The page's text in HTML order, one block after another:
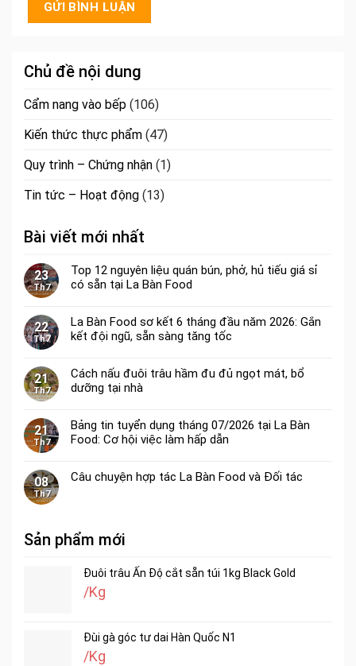
Chủ đề nội dung
Cẩm nang vào bếp (106)
Kiến thức thực phẩm (47)
Quy trình – Chứng nhận (1)
Tin tức – Hoạt động (13)
Bài viết mới nhất
23
Th7
Top 12 nguyên liệu quán bún, phở, hủ tiếu giá sỉ
có sẵn tại La Bàn Food
22
Th7
La Bàn Food sơ kết 6 tháng đầu năm 2026: Gắn
kết đội ngũ, sẵn sàng tăng tốc
21
Th7
Cách nấu đuôi trâu hầm đu đủ ngọt mát, bổ
dưỡng tại nhà
21
Th7
Bảng tin tuyển dụng tháng 07/2026 tại La Bàn
Food: Cơ hội việc làm hấp dẫn
08
Th7
Câu chuyện hợp tác La Bàn Food và Đối tác
Sản phẩm mới
Đuôi trâu Ấn Độ cắt sẵn túi 1kg Black Gold
/Kg
Đùi gà góc tư dai Hàn Quốc N1
/Kg